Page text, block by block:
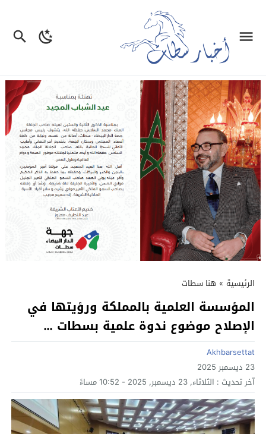
الرئيسية » هنا سطات
المؤسسة العلمية بالمملكة ورؤيتها في
الإصلاح موضوع ندوة علمية بسطات …
Akhbarsettat
23 ديسمبر 2025
آخر تحديث : الثلاثاء, 23 ديسمبر, 2025 - 10:52 مساءً